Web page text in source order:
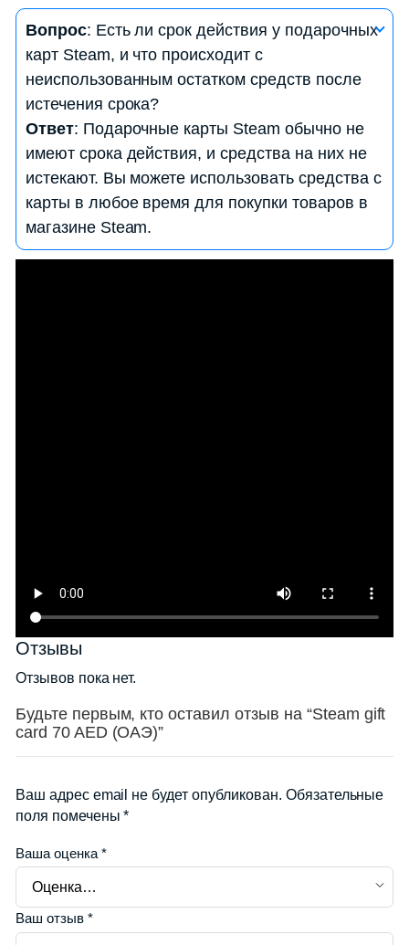
Вопрос: Как проверить баланс на моей
подарочной карте Steam?
Ответ : Для проверки баланса на вашей
подарочной карте Steam, выполните следующие
шаги:
— Зайдите в свой аккаунт Steam.
— В верхнем правом углу страницы вы увидите
свой баланс в денежных единицах.
Вопрос: Есть ли срок действия у подарочных
карт Steam, и что происходит с
неиспользованным остатком средств после
истечения срока?
Ответ: Подарочные карты Steam обычно не
имеют срока действия, и средства на них не
истекают. Вы можете использовать средства с
карты в любое время для покупки товаров в
магазине Steam.
Отзывы
Отзывов пока нет.
Будьте первым, кто оставил отзыв на “Steam gift
card 70 AED (ОАЭ)”
Ваш адрес email не будет опубликован. Обязательные
поля помечены*
Ваша оценка *
Ваш отзыв *